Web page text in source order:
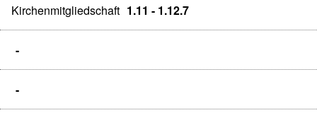
Kirchenmitgliedschaft 1.11 - 1.12.7
-
-